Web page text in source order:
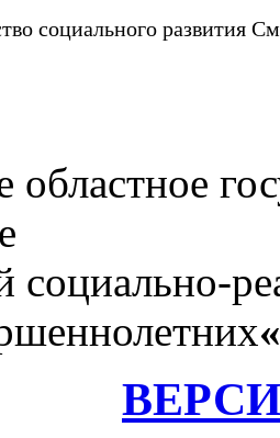
социального развития
областное
социально-